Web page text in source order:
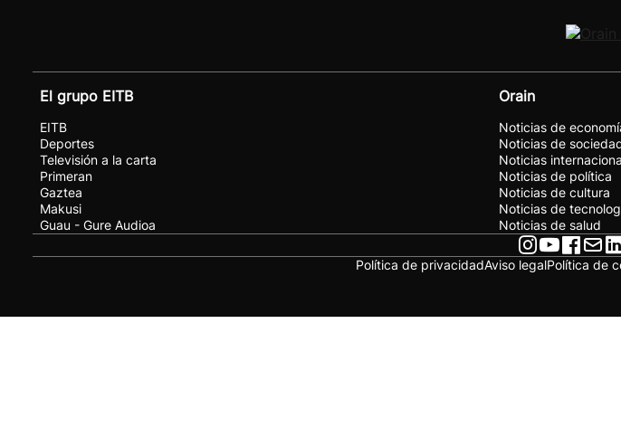
El grupo EITB
EITB
Deportes
Televisión a la carta
Primeran
Gaztea
Makusi
Guau - Gure Audioa
Orain
Noticias de
Noticias de
Noticias
Noticias de política
Noticias de cultura
Noticias de
Noticias de salud
Política de privacidadAviso legalPolítica de